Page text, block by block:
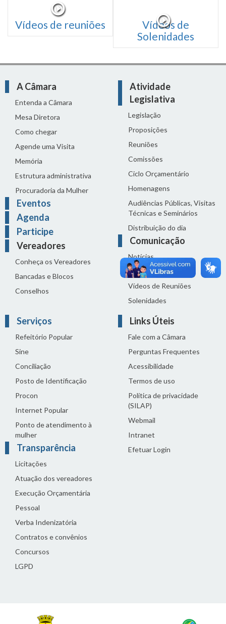
Vídeos de reuniões
Vídeos de
Solenidades
A Câmara
Entenda a Câmara
Mesa Diretora
Como chegar
Agende uma Visita
Memória
Estrutura administrativa
Procuradoria da Mulher
Eventos
Agenda
Participe
Vereadores
Conheça os Vereadores
Bancadas e Blocos
Conselhos
Atividade
Legislativa
Legislação
Proposições
Reuniões
Comissões
Ciclo Orçamentário
Homenagens
Audiências Públicas, Visitas
Técnicas e Seminários
Distribuição do dia
Comunicação
Notícias
Sala de Imprensa
Vídeos de Reuniões
Solenidades
Serviços
Refeitório Popular
Sine
Conciliação
Posto de Identificação
Procon
Internet Popular
Ponto de atendimento à
mulher
Transparência
Licitações
Atuação dos vereadores
Execução Orçamentária
Pessoal
Verba Indenizatória
Contratos e convênios
Concursos
LGPD
Links Úteis
Fale com a Câmara
Perguntas Frequentes
Acessibilidade
Termos de uso
Política de privacidade
(SILAP)
Webmail
Intranet
Efetuar Login